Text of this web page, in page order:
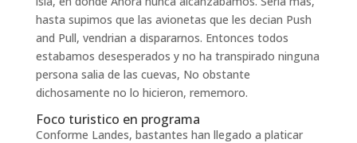
hasta supimos que las avionetas que les decian Push
and Pull, vendrian a dispararnos. Entonces todos
estabamos desesperados y no ha transpirado ninguna
persona salia de las cuevas, No obstante
dichosamente no lo hicieron, rememoro.
Foco turistico en programa
Conforme Landes, bastantes han llegado a platicar